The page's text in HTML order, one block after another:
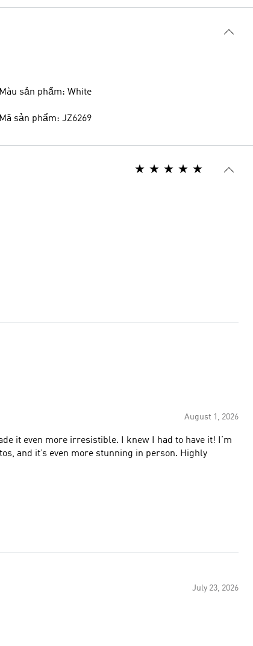
Màu sản phẩm: White
Mã sản phẩm: JZ6269
August 1, 2026
it even more irresistible. I knew I had to have it! I’m
and it’s even more stunning in person. Highly
July 23, 2026